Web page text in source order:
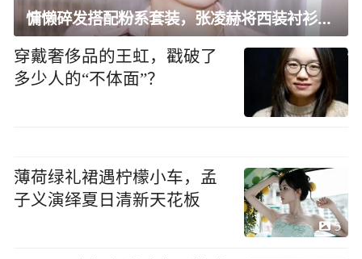
慵懒碎发搭配粉系套装，张凌赫将西装衬衫穿出新花样
穿戴奢侈品的王虹，戳破了
多少人的“不体面”？
薄荷绿礼裙遇柠檬小车，孟
子义演绎夏日清新天花板
5